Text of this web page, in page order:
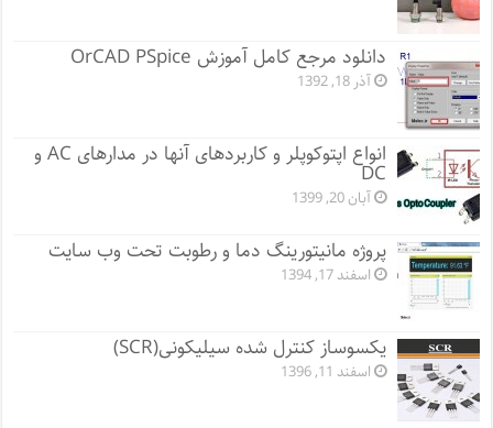
دانلود مرجع کامل آموزش OrCAD PSpice
آذر 18, 1392
انواع اپتوکوپلر و کاربردهای آنها در مدارهای AC و
DC
آبان 20, 1399
پروژه مانيتورينگ دما و رطوبت تحت وب سایت
اسفند 17, 1394
یکسوساز کنترل شده سیلیکونی(SCR)
اسفند 11, 1396